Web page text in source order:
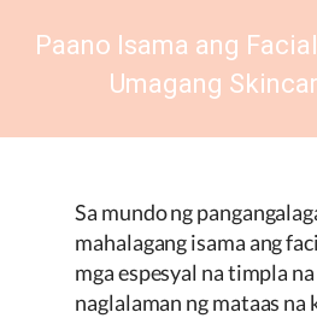
Paano Isama ang
Umagang
Sa mundo ng
mahalagang isama ang
mga espesyal na timpla
naglalaman ng mataas na